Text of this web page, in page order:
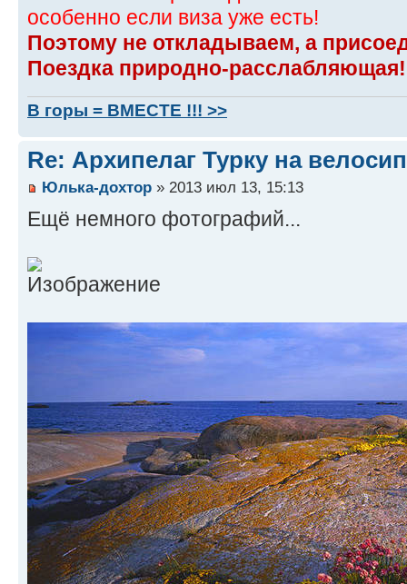
особенно если виза уже есть!
Поэтому не откладываем, а
Поездка природно-расслабляющая!
В горы = ВМЕСТЕ !!! >>
Re: Архипелаг Турку на
Юлька-дохтор » 2013 июл 13, 15:13
Ещё немного фотографий...